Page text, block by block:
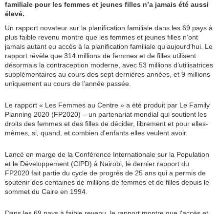
familiale pour les femmes et jeunes filles n’a jamais été aussi
élevé.
Un rapport novateur sur la planification familiale dans les 69 pays à
plus faible revenu montre que les femmes et jeunes filles n’ont
jamais autant eu accès à la planification familiale qu’aujourd’hui. Le
rapport révèle que 314 millions de femmes et de filles utilisent
désormais la contraception moderne, avec 53 millions d’utilisatrices
supplémentaires au cours des sept dernières années, et 9 millions
uniquement au cours de l’année passée.
Le rapport « Les Femmes au Centre » a été produit par Le Family
Planning 2020 (FP2020) – un partenariat mondial qui soutient les
droits des femmes et des filles de décider, librement et pour elles-
mêmes, si, quand, et combien d'enfants elles veulent avoir.
Lancé en marge de la Conférence Internationale sur la Population
et le Développement (CIPD) à Nairobi, le dernier rapport du
FP2020 fait partie du cycle de progrès de 25 ans qui a permis de
soutenir des centaines de millions de femmes et de filles depuis le
sommet du Caire en 1994.